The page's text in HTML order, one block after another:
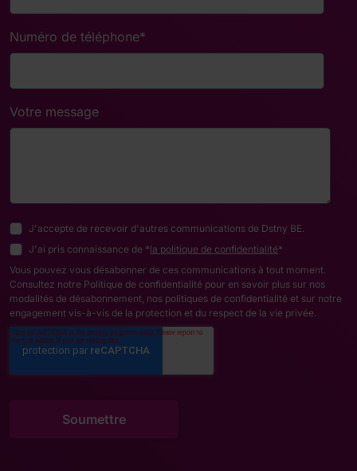
Numéro de téléphone*
Votre message
J'accepte de recevoir d'autres communications de Dstny BE.
J'ai pris connaissance de *la politique de confidentialité*
Vous pouvez vous désabonner de ces communications à tout moment.
Consultez notre Politique de confidentialité pour en savoir plus sur nos
modalités de désabonnement, nos politiques de confidentialité et sur notre
engagement vis-à-vis de la protection et du respect de la vie privée.